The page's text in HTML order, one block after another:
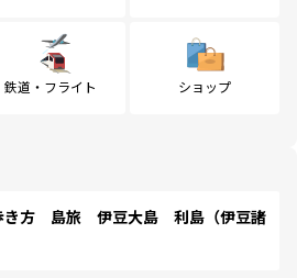
鉄道・フライト ショップ
き方 島旅 伊豆大島 利島（伊豆諸